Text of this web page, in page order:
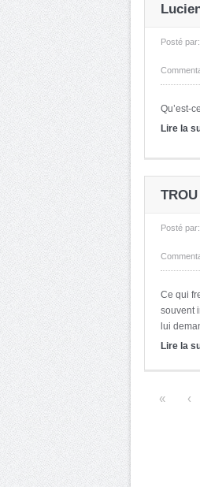
Posté par:
Qu’est-
Lire la
Posté par:
Ce qui
souvent
lui
Lire la
« ‹